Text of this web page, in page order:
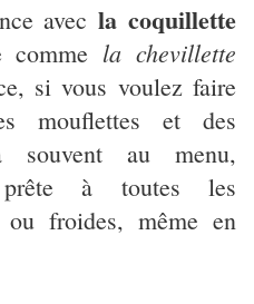
avecla coquillette
la chevillette
si vous voulez faire
mouflettes et des
souvent au menu,
à toutes les
ou froides, même en